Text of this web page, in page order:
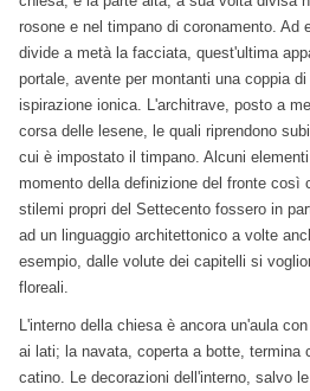
rosone e nel timpano di coronamento. Ad
divide a metà la facciata, quest'ultima
portale, avente per montanti una coppia
ispirazione ionica. L'architrave, posto a
corsa delle lesene, le quali riprendono
cui è impostato il timpano. Alcuni
momento della definizione del fronte così
stilemi propri del Settecento fossero in
ad un linguaggio architettonico a volte
esempio, dalle volute dei capitelli si
floreali.
L'interno della chiesa è ancora un'aula
ai lati; la navata, coperta a botte, termina
catino. Le decorazioni dell'interno, salvo